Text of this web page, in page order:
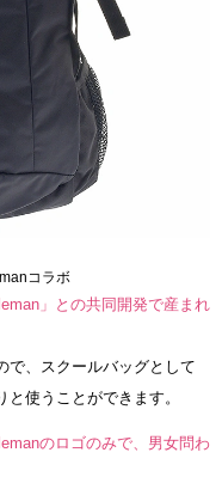
コラボ
」との共同開発で産まれ
で、スクールバッグとして
使うことができます。
のロゴのみで、男女問わ